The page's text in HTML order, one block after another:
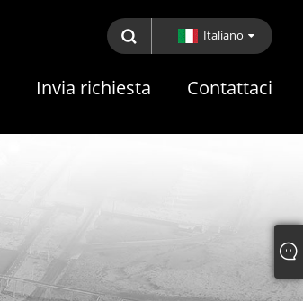
Italiano
Invia richiesta Contattaci